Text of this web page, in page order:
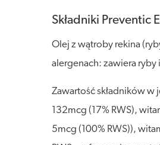
Składniki Preventic
Olej z wątroby rekina
alergenach: zawiera
Zawartość składników
132mcg (17% RWS),
5mcg (100% RWS)),